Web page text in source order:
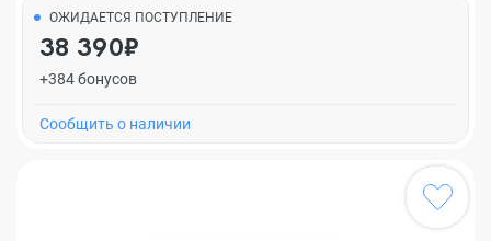
ОЖИДАЕТСЯ ПОСТУПЛЕНИЕ
38 390₽
+384 бонусов
Cообщить о наличии